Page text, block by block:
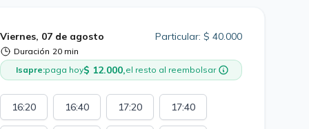
Viernes, 07 de agosto
Duración 20 min
Particular: $ 40.000
Isapre:paga hoy$ 12.000,el resto al reembolsar
16:20 16:40 17:20 17:40